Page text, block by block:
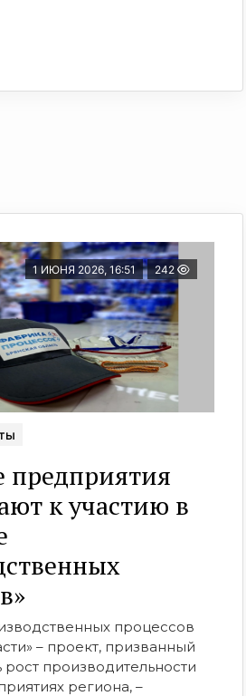
1 ИЮНЯ 2026, 16:51 242
предприятия
к участию в
процессов
– проект, призванный
рост производительности
региона, –